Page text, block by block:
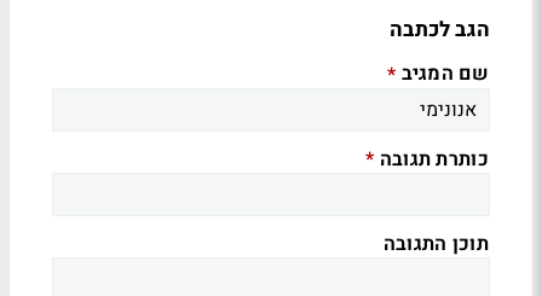
הגב לכתבה
שם המגיב *
כותרת תגובה *
תוכן התגובה